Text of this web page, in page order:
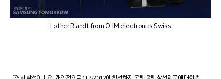
Lother Blandt from OHM electronics Swiss